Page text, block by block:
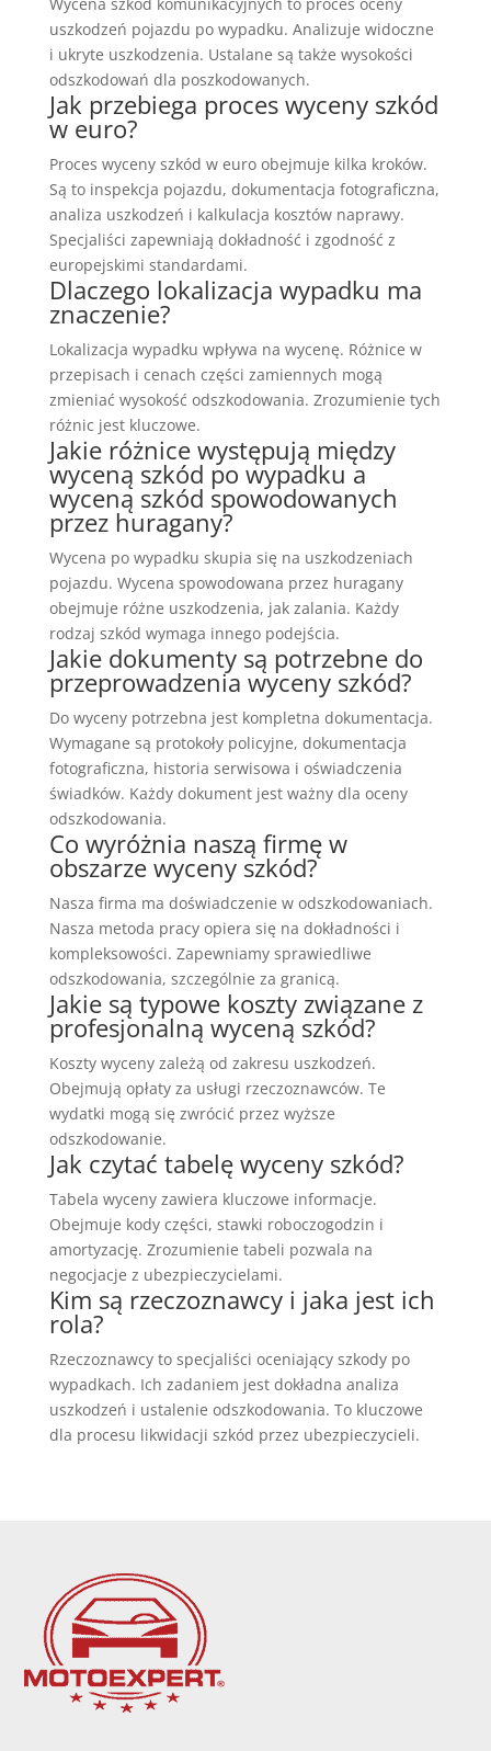
uszkodzeń pojazdu po wypadku. Analizuje widoczne
i ukryte uszkodzenia. Ustalane są także wysokości
odszkodowań dla poszkodowanych.
Jak przebiega proces wyceny szkód
w euro?
Proces wyceny szkód w euro obejmuje kilka kroków.
Są to inspekcja pojazdu, dokumentacja fotograficzna,
analiza uszkodzeń i kalkulacja kosztów naprawy.
Specjaliści zapewniają dokładność i zgodność z
europejskimi standardami.
Dlaczego lokalizacja wypadku ma
znaczenie?
Lokalizacja wypadku wpływa na wycenę. Różnice w
przepisach i cenach części zamiennych mogą
zmieniać wysokość odszkodowania. Zrozumienie tych
różnic jest kluczowe.
Jakie różnice występują między
wyceną szkód po wypadku a
wyceną szkód spowodowanych
przez huragany?
Wycena po wypadku skupia się na uszkodzeniach
pojazdu. Wycena spowodowana przez huragany
obejmuje różne uszkodzenia, jak zalania. Każdy
rodzaj szkód wymaga innego podejścia.
Jakie dokumenty są potrzebne do
przeprowadzenia wyceny szkód?
Do wyceny potrzebna jest kompletna dokumentacja.
Wymagane są protokoły policyjne, dokumentacja
fotograficzna, historia serwisowa i oświadczenia
świadków. Każdy dokument jest ważny dla oceny
odszkodowania.
Co wyróżnia naszą firmę w
obszarze wyceny szkód?
Nasza firma ma doświadczenie w odszkodowaniach.
Nasza metoda pracy opiera się na dokładności i
kompleksowości. Zapewniamy sprawiedliwe
odszkodowania, szczególnie za granicą.
Jakie są typowe koszty związane z
profesjonalną wyceną szkód?
Koszty wyceny zależą od zakresu uszkodzeń.
Obejmują opłaty za usługi rzeczoznawców. Te
wydatki mogą się zwrócić przez wyższe
odszkodowanie.
Jak czytać tabelę wyceny szkód?
Tabela wyceny zawiera kluczowe informacje.
Obejmuje kody części, stawki roboczogodzin i
amortyzację. Zrozumienie tabeli pozwala na
negocjacje z ubezpieczycielami.
Kim są rzeczoznawcy i jaka jest ich
rola?
Rzeczoznawcy to specjaliści oceniający szkody po
wypadkach. Ich zadaniem jest dokładna analiza
uszkodzeń i ustalenie odszkodowania. To kluczowe
dla procesu likwidacji szkód przez ubezpieczycieli.